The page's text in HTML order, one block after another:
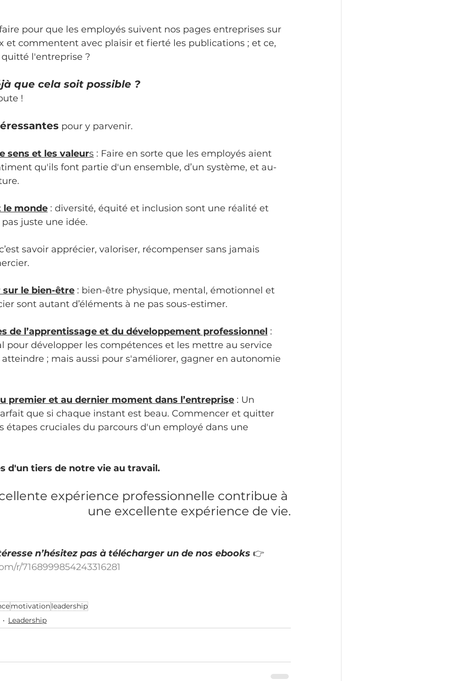
pour que les employés suivent nos pages entreprises sur
et commentent avec plaisir et fierté les publications ; et ce,
l'entreprise ?
que cela soit possible ?
!
pour y parvenir.
sens et les valeurs : Faire en sorte que les employés aient
qu'ils font partie d'un ensemble, d’un système, et au-
monde : diversité, équité et inclusion sont une réalité et
juste une idée.
savoir apprécier, valoriser, récompenser sans jamais
le bien-être : bien-être physique, mental, émotionnel et
sont autant d’éléments à ne pas sous-estimer.
de l’apprentissage et du développement professionnel :
pour développer les compétences et les mettre au service
; mais aussi pour s'améliorer, gagner en autonomie
premier et au dernier moment dans l’entreprise : Un
que si chaque instant est beau. Commencer et quitter
étapes cruciales du parcours d'un employé dans une
d'un tiers de notre vie au travail.
expérience professionnelle contribue à
une excellente expérience de vie.
n’hésitez pas à télécharger un de nos ebooks 👉
r/7168999854243316281
motivationleadership
Leadership